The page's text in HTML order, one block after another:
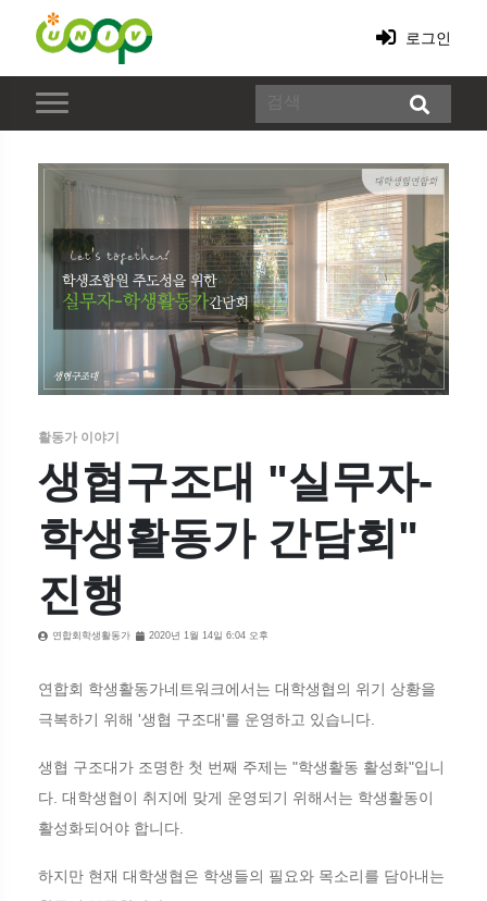
로그인
활동가 이야기
생협구조대 "실무자-
학생활동가 간담회"
진행
연합회학생활동가 2020년 1월 14일 6:04 오후
연합회 학생활동가네트워크에서는 대학생협의 위기 상황을
극복하기 위해 '생협 구조대'를 운영하고 있습니다.
생협 구조대가 조명한 첫 번째 주제는 "학생활동 활성화"입니
다. 대학생협이 취지에 맞게 운영되기 위해서는 학생활동이
활성화되어야 합니다.
하지만 현재 대학생협은 학생들의 필요와 목소리를 담아내는